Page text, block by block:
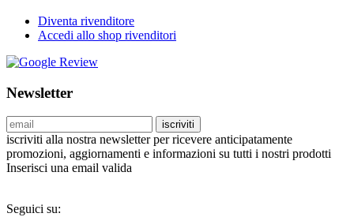
Diventa rivenditore
Accedi allo shop rivenditori
Newsletter
iscriviti
iscriviti alla nostra newsletter per ricevere anticipatamente
promozioni, aggiornamenti e informazioni su tutti i nostri prodotti
Inserisci una email valida
Seguici su: